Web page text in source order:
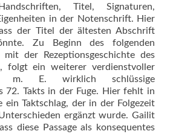
Titel, Signaturen,
in der Notenschrift. Hier
der Titel der ältesten Abschrift
Zu Beginn des folgenden
der Rezeptionsgeschichte des
folgt ein weiterer verdienstvoller
m. E. wirklich schlüssige
72. Takts in der Fuge. Hier fehlt in
ein Taktschlag, der in der Folgezeit
ergänzt wurde. Gailit
diese Passage als konsequentes